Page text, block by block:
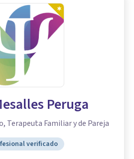
Peruga
Terapeuta Familiar y de Pareja
verificado